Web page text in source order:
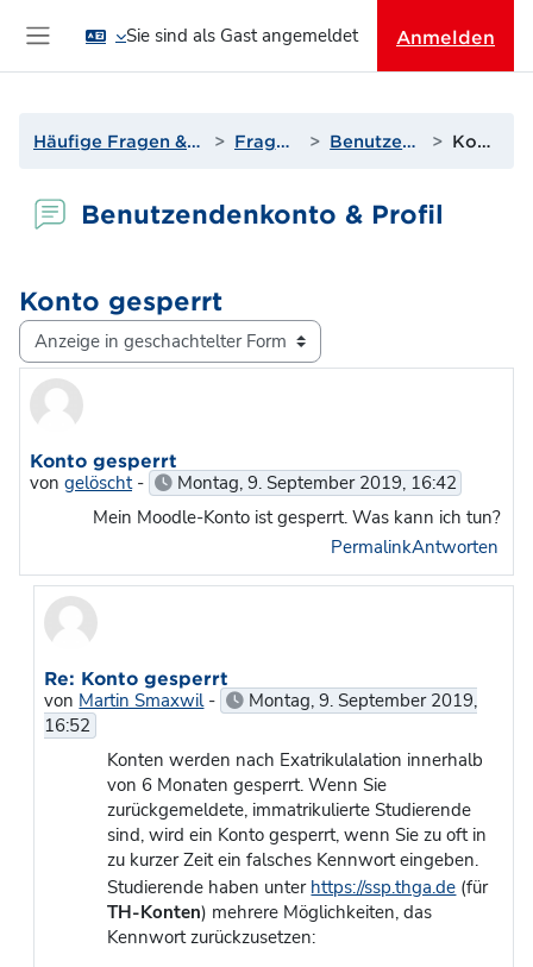
Sie sind als Gast angemeldet Anmelden
Häufige Fragen & Support zur Lernplattform Fragen? Antworten! Benutzendenkonto & Profil Konto gesperrt
Benutzendenkonto & Profil
Konto gesperrt
Anzeigemodus
Konto gesperrt
von gelöscht- Montag, 9. September 2019, 16:42
Mein Moodle-Konto ist gesperrt. Was kann ich tun?
PermalinkAntworten
Re: Konto gesperrt
von Martin Smaxwil-
Montag, 9. September 2019,
16:52
Konten werden nach Exatrikulalation innerhalb
von 6 Monaten gesperrt. Wenn Sie
zurückgemeldete, immatrikulierte Studierende
sind, wird ein Konto gesperrt, wenn Sie zu oft in
zu kurzer Zeit ein falsches Kennwort eingeben.
Studierende haben unter https://ssp.thga.de (für
TH-Konten) mehrere Möglichkeiten, das
Kennwort zurückzusetzen: